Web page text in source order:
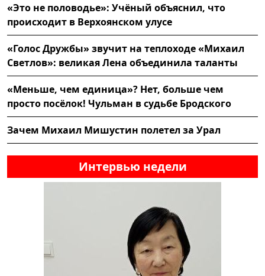
«Это не половодье»: Учёный объяснил, что
происходит в Верхоянском улусе
«Голос Дружбы» звучит на теплоходе «Михаил
Светлов»: великая Лена объединила таланты
«Меньше, чем единица»? Нет, больше чем
просто посёлок! Чульман в судьбе Бродского
Зачем Михаил Мишустин полетел за Урал
Интервью недели